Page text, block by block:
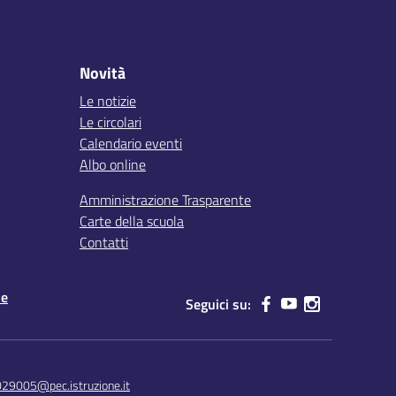
Novità
Le notizie
Le circolari
Calendario eventi
Albo online
Amministrazione Trasparente
Carte della scuola
Contatti
Seguici su: